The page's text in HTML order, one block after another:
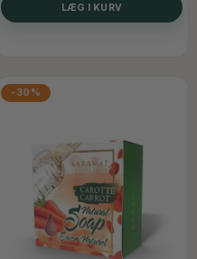
LÆG I KURV
-30%